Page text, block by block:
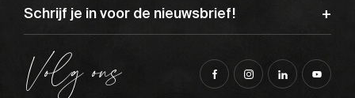
Schrijf je in voor de nieuwsbrief!
Volg ons